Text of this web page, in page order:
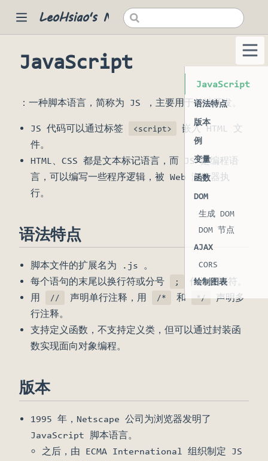
LeoHsiao's Notes
window)
JavaScript
：一种脚本语言，简称为 JS ，主要用于前端开发。
JS 代码可以通过标签 <script>
嵌入 HTML 文
件。
HTML、CSS 都是文本标记语言，而 JS 是编程语
言，可以编写一些程序逻辑，被 Web 浏览器执
行。
语法特点
脚本文件的扩展名为 .js 。
每个语句的末尾以换行符或分号
;
作为分隔符。
用
// 声明单行注释，用 /* 和 */ 声明多
行注释。
支持定义函数，不支持定义类，但可以通过封装函
数实现面向对象编程。
版本
1995 年，Netscape 公司为浏览器发明了
JavaScript 脚本语言。
之后，由 ECMA International 组织制定 JS
JavaScript
语法特点
版本
例
变量
函数
DOM
生成 DOM
DOM 节点
AJAX
CORS
绘制图表